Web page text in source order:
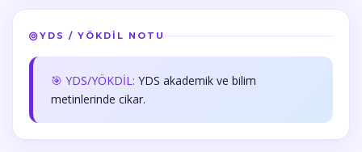
YDS / YÖKDİL NOTU
🎯 YDS/YÖKDİL: YDS akademik ve bilim
metinlerinde cikar.